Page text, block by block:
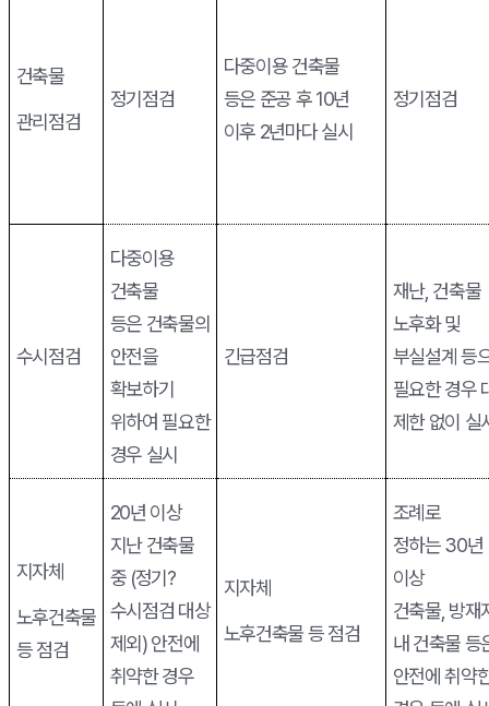
건축물
관리점검
정기점검
다중이용 건축물
등은 준공 후10년
이후 2년마다 실시
정기점검
수시점검
다중이용
건축물
등은 건축물의
안전을
확보하기
위하여 필요한
경우 실시
긴급점검
재난, 건축물
노후화 및
부실설계 등
필요한 경우
제한 없이 실
지자체
노후건축물
등 점검
20년 이상
지난 건축물
중 (정기 ?
수시점검 대상
제외 )안전에
취약한 경우
지자체
노후건축물 등 점검
조례로
정하는30년
이상
건축물, 방재
내 건축물 등
안전에 취약